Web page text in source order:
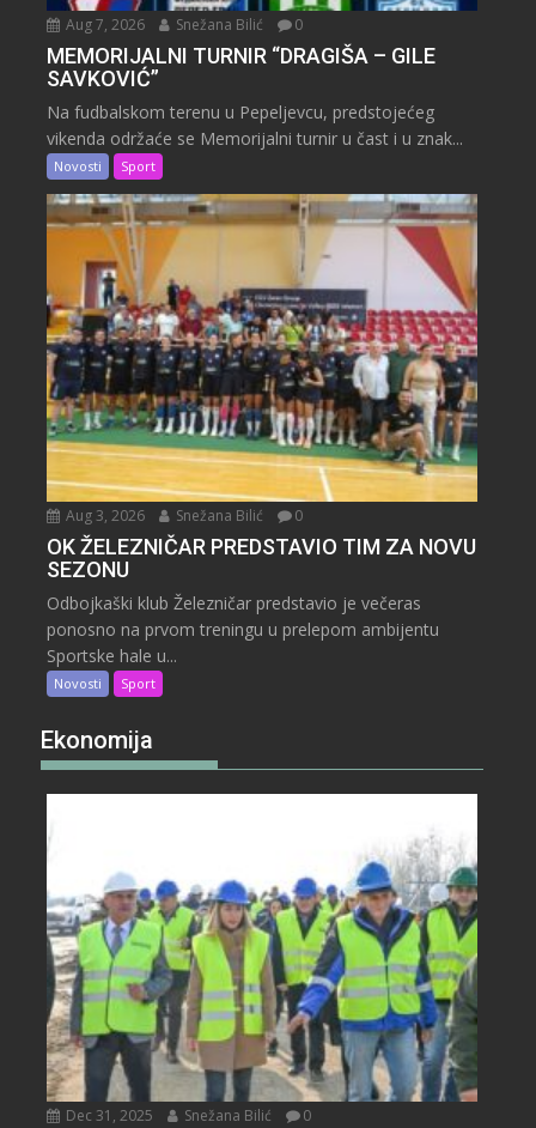
Aug 7, 2026 Snežana Bilić 0
MEMORIJALNI TURNIR “DRAGIŠA – GILE
SAVKOVIĆ”
Na fudbalskom terenu u Pepeljevcu, predstojećeg
vikenda održaće se Memorijalni turnir u čast i u znak...
Novosti Sport
Aug 3, 2026 Snežana Bilić 0
OK ŽELEZNIČAR PREDSTAVIO TIM ZA NOVU
SEZONU
Odbojkaški klub Železničar predstavio je večeras
ponosno na prvom treningu u prelepom ambijentu
Sportske hale u...
Novosti Sport
Ekonomija
Dec 31, 2025 Snežana Bilić 0